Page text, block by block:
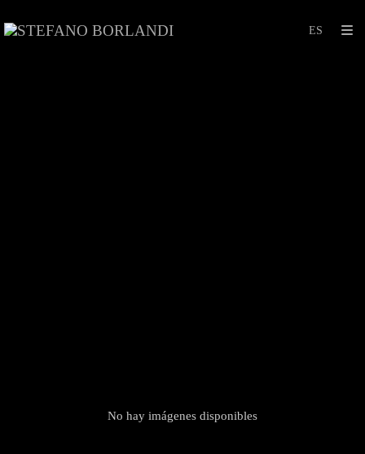
No hay imágenes disponibles